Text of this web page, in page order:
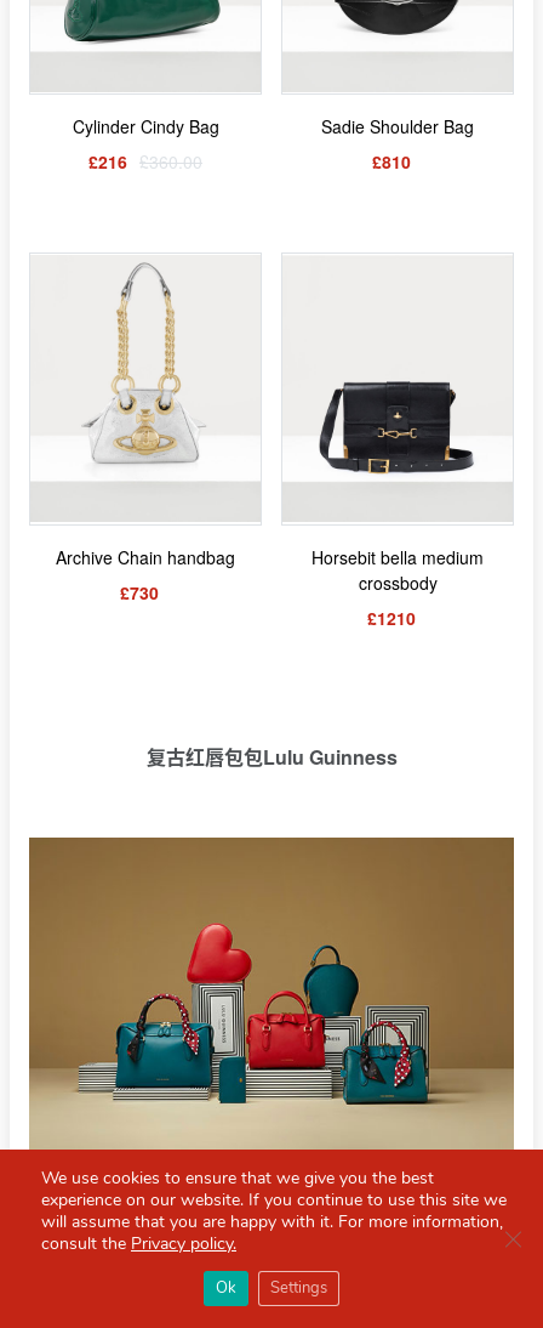
Cylinder Cindy Bag
£216 £360.00
Sadie Shoulder Bag
£810
Archive Chain handbag
£730
Horsebit bella medium
crossbody
£1210
复古红唇包包Lulu Guinness
图片来源：品牌官方Facebook
你必备的英国指南
We use cookies to ensure that we give you the best
experience on our website. If you continue to use this site we
will assume that you are happy with it. For more information,
consult the Privacy policy.
Ok Settings